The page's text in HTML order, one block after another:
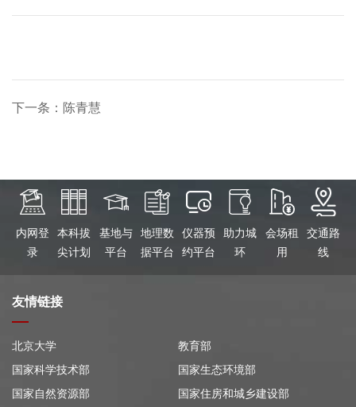
下一条：陈青慧
内网登
录
本科拔
尖计划
基地与
平台
地理数
据平台
仪器预
约平台
助力城
环
会场租
用
交通路
线
友情链接
北京大学
教育部
国家科学技术部
国家生态环境部
国家自然资源部
国家住房和城乡建设部